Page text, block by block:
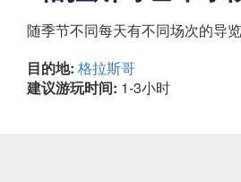
随季节不同每天有不同场次的导
目的地: 格拉斯哥
建议游玩时间: 1-3小时